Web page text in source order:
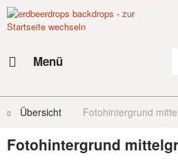
Menü
Übersicht Fotohintergrund
Fotohintergrund